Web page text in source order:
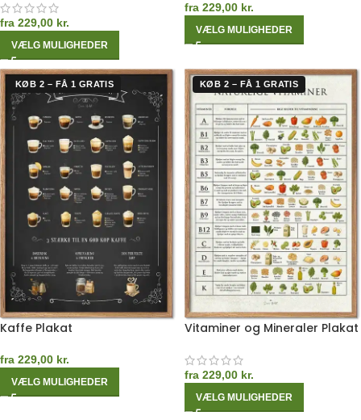
fra 229,00 kr.
VÆLG MULIGHEDER
fra 229,00 kr.
VÆLG MULIGHEDER
KØB 2 – FÅ 1 GRATIS
Kaffe Plakat
fra 229,00 kr.
VÆLG MULIGHEDER
KØB 2 – FÅ 1 GRATIS
Vitaminer og Mineraler Plakat
fra 229,00 kr.
VÆLG MULIGHEDER